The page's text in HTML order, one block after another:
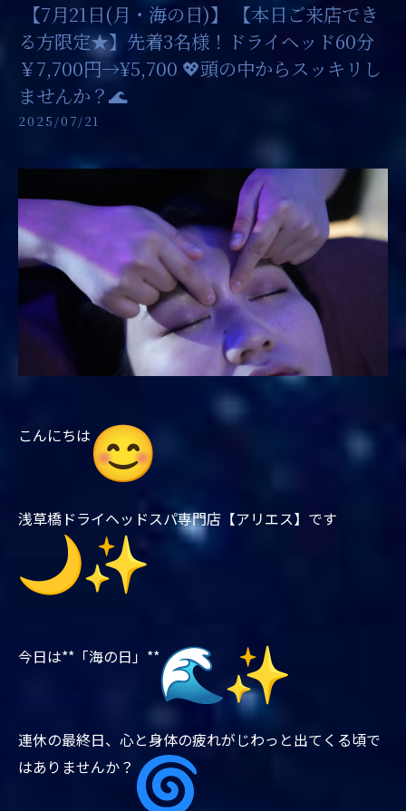
​ 【7月21日(月・海の日)】 【本日ご来店でき
る方限定★】先着3名様！ドライヘッド60分
￥7,700円→¥5,700 💖頭の中からスッキリし
ませんか？🌊 ​
2025/07/21
こんにちは
浅草橋ドライヘッドスパ専門店【アリエス】です
今日は**「海の日」**
連休の最終日、 心と身体の疲れがじわっと出てくる頃で
はありませんか？